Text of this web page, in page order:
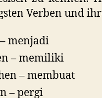
Verben und
menjadi
– memiliki
– membuat
– pergi